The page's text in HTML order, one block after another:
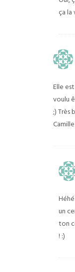
ça la
Elle
voulu
;)Très
Camille
un
ton
! :)